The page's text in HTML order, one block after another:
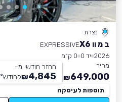
נצרת
ב מ וו X6
EXPRESSIVE
2026 יד 0
0 ק״מ
מחיר
649,000
₪
החזר חודשי מ-
4,845
₪לחודש*
תוספות לעיסקה